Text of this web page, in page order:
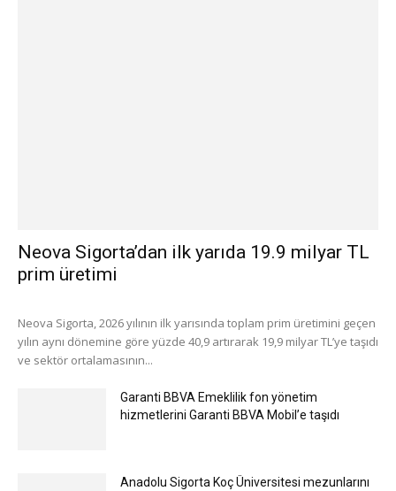
Neova Sigorta’dan ilk yarıda 19.9 milyar TL
prim üretimi
Neova Sigorta, 2026 yılının ilk yarısında toplam prim üretimini geçen
yılın aynı dönemine göre yüzde 40,9 artırarak 19,9 milyar TL’ye taşıdı
ve sektör ortalamasının...
Garanti BBVA Emeklilik fon yönetim
hizmetlerini Garanti BBVA Mobil’e taşıdı
Anadolu Sigorta Koç Üniversitesi mezunlarını